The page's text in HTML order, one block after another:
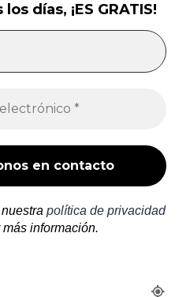
días, ¡ES GRATIS!
política de privacidad
información.